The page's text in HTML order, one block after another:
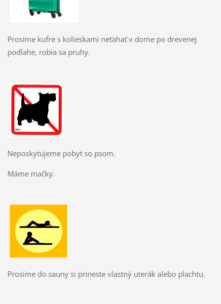
Prosíme kufre s kolieskami neťahať v dome po drevenej
podlahe, robia sa pruhy.
Neposkytujeme pobyt so psom.
Máme mačky.
Prosíme do sauny si prineste vlastný uterák alebo plachtu.